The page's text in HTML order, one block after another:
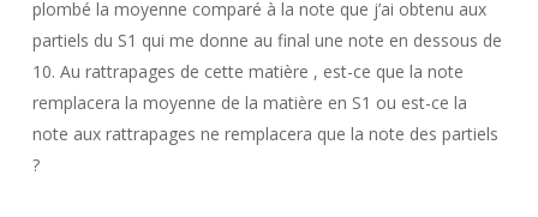
plombé la moyenne comparé à la note que j’ai obtenu aux
partiels du S1 qui me donne au final une note en dessous de
10. Au rattrapages de cette matière , est-ce que la note
remplacera la moyenne de la matière en S1 ou est-ce la
note aux rattrapages ne remplacera que la note des partiels
?